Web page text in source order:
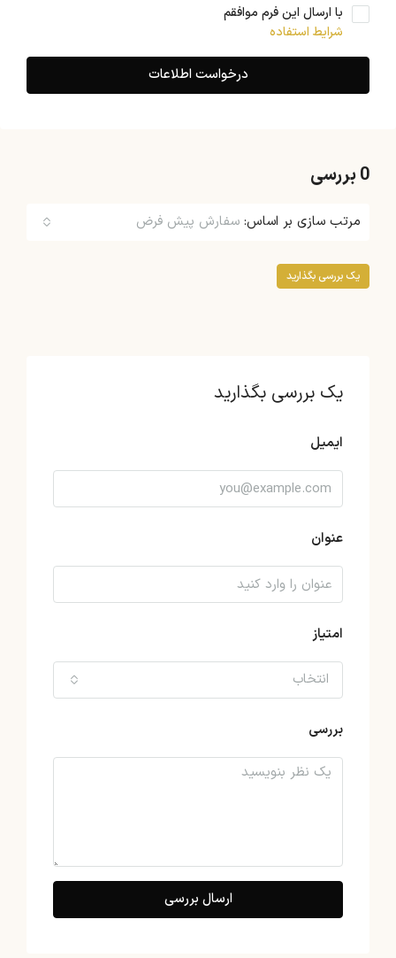
با ارسال این فرم موافقم
شرایط استفاده
درخواست اطلاعات
0 بررسی
مرتب سازی بر اساس: سفارش پیش فرض
یک بررسی بگذارید
یک بررسی بگذارید
ایمیل
عنوان
امتیاز
انتخاب
بررسی
ارسال بررسی